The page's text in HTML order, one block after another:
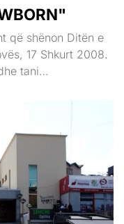
që shënon Ditën e
17 Shkurt 2008.
tani…